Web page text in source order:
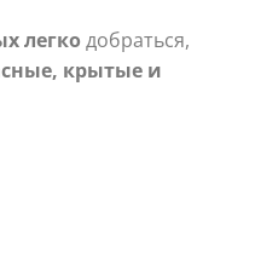
легко добраться,
крытые и